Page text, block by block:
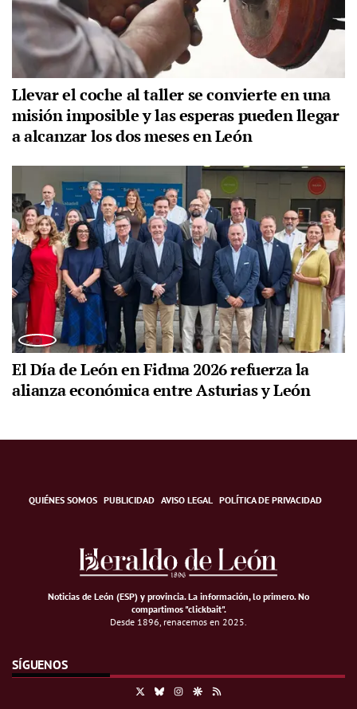
Llevar el coche al taller se convierte en una
misión imposible y las esperas pueden llegar
a alcanzar los dos meses en León
El Día de León en Fidma 2026 refuerza la
alianza económica entre Asturias y León
QUIÉNES SOMOS PUBLICIDAD AVISO LEGAL POLÍTICA DE PRIVACIDAD
Noticias de León (ESP) y provincia. La información, lo primero.No
compartimos "clickbait".
Desde 1896, renacemos en 2025.
SÍGUENOS
BlueskyInstagramGoogle Discover